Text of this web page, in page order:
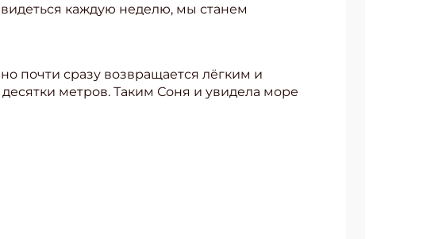
каждую неделю, мы станем
почти сразу возвращается лёгким и
метров. Таким Соня и увидела море